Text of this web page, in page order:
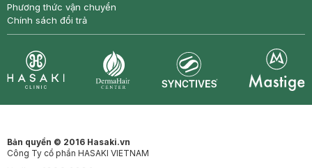
Phương thức vận chuyển
Chính sách đổi trả
Bản quyền © 2016 Hasaki.vn
Công Ty cổ phần HASAKI VIETNAM